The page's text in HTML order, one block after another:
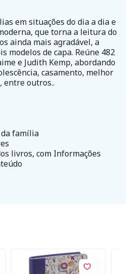
em situações do dia a dia e
que torna a leitura do
ainda mais agradável, a
modelos de capa. Reúne 482
e Judith Kemp, abordando
casamento, melhor
entre outros..
da família
livros, com Informações